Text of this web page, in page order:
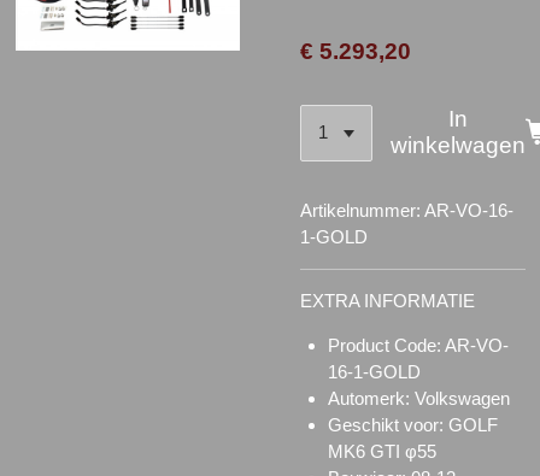
€ 5.293,20
In
winkelwagen
Artikelnummer: AR-VO-16-
1-GOLD
EXTRA INFORMATIE
Product Code: AR-VO-
16-1-GOLD
Automerk: Volkswagen
Geschikt voor: GOLF
MK6 GTI φ55